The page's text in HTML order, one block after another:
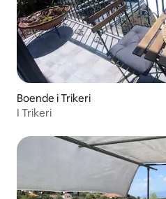
Boende i Trikeri
I Trikeri